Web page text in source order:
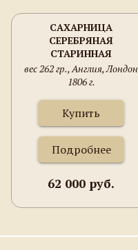
САХАРНИЦА
СЕРЕБРЯНАЯ
СТАРИННАЯ
вес 262 гр., Англия, Лондон
1806 г.
Купить
Подробнее
62 000 руб.